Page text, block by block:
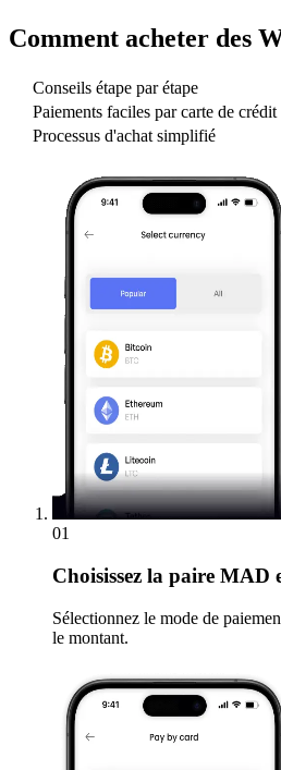
Comment acheter des
Conseils étape par étape
Paiements faciles par carte de crédit
Processus d'achat simplifié
01
Choisissez la paire MAD
Sélectionnez le mode de
le montant.